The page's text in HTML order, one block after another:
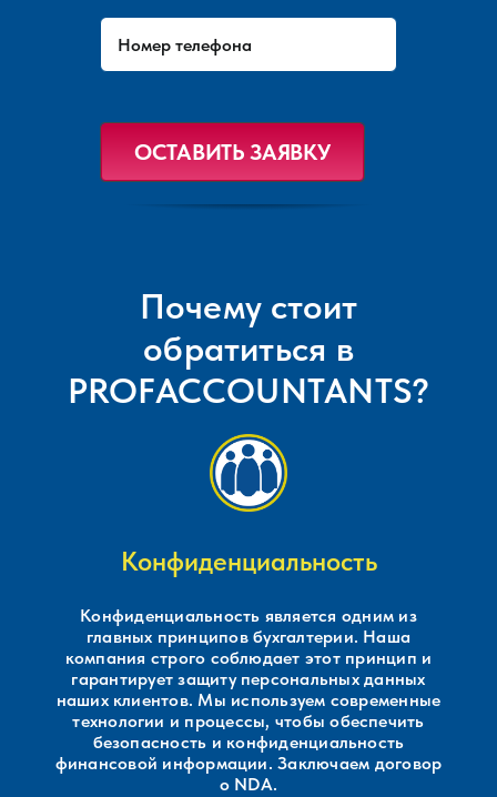
Почему стоит
обратиться в
PROFACCOUNTANTS?
Конфиденциальность
Конфиденциальность является одним из
главных принципов бухгалтерии. Наша
компания строго соблюдает этот принцип и
гарантирует защиту персональных данных
наших клиентов. Мы используем современные
технологии и процессы, чтобы обеспечить
безопасность и конфиденциальность
финансовой информации. Заключаем договор
о NDA.